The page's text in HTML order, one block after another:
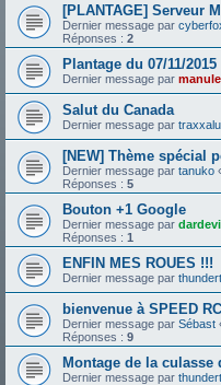
[PLANTAGE] Serveur
Dernier message par
Réponses : 2
Plantage du 07/11/2015
Dernier message par
Salut du Canada
Dernier message par traxxalu
[NEW] Thème spécial
Dernier message par tanuko
Réponses : 5
Bouton +1 Google
Dernier message par
Réponses : 1
ENFIN MES ROUES !!!
Dernier message par
bienvenue à SPEED RC
Dernier message par Sébast
Réponses : 9
Montage de la culasse
Dernier message par